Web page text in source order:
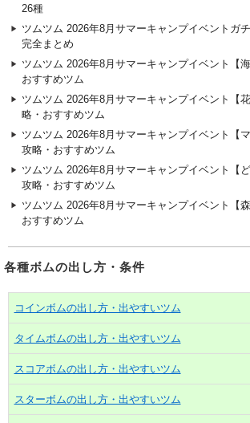
26種
ツムツム 2026年8月サマーキャンプイベントガ
完全まとめ
ツムツム 2026年8月サマーキャンプイベント【
おすすめツム
ツムツム 2026年8月サマーキャンプイベント【
略・おすすめツム
ツムツム 2026年8月サマーキャンプイベント【
攻略・おすすめツム
ツムツム 2026年8月サマーキャンプイベント【
攻略・おすすめツム
ツムツム 2026年8月サマーキャンプイベント【
おすすめツム
各種ボムの出し方・条件
コインボムの出し方・出やすいツム
タイムボムの出し方・出やすいツム
スコアボムの出し方・出やすいツム
スターボムの出し方・出やすいツム